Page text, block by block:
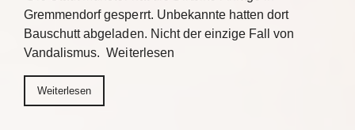
Gremmendorf gesperrt. Unbekannte hatten dort
Bauschutt abgeladen. Nicht der einzige Fall von
Vandalismus. Weiterlesen
Weiterlesen